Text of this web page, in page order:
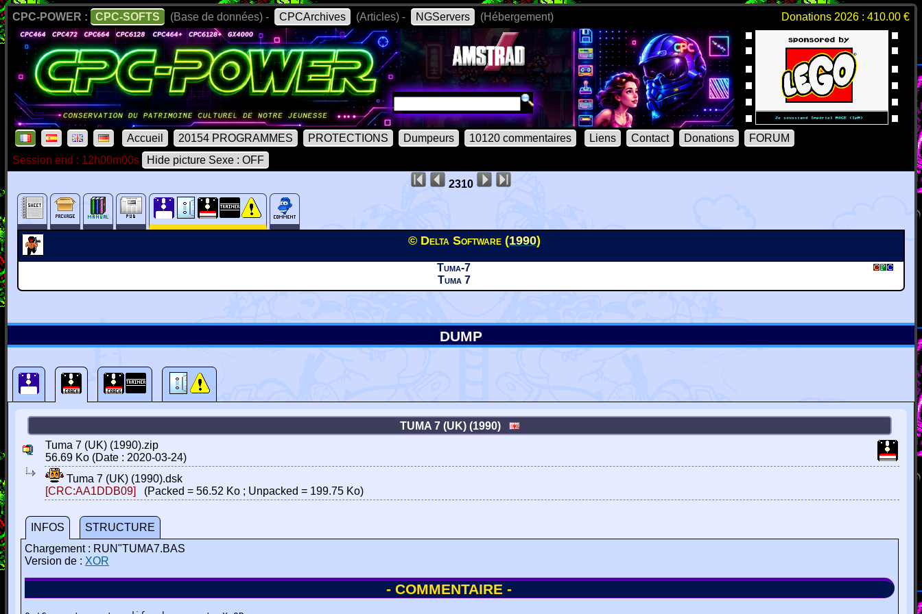
CPC-POWER : CPC-SOFTS (Base de données) - CPCArchives (Articles) - NGServers (Hébergement) Donations 2026 : 410.00 €
Accueil 20154 PROGRAMMES PROTECTIONS Dumpeurs 10120 commentaires Liens Contact Donations
FORUM
Session end : 12h00m00s
Hide picture Sexe : OFF
2310
© Delta Software (1990)
Tuma-7
Tuma 7
DUMP
TUMA 7 (UK) (1990)
Tuma 7 (UK) (1990).zip
56.69 Ko (Date : 2020-03-24)
Tuma 7 (UK) (1990).dsk
[CRC:AA1DDB09]
(Packed = 56.52 Ko ; Unpacked = 199.75 Ko)
INFOS
STRUCTURE
Chargement : RUN"TUMA7.BAS
Version de : XOR
- COMMENTAIRE -